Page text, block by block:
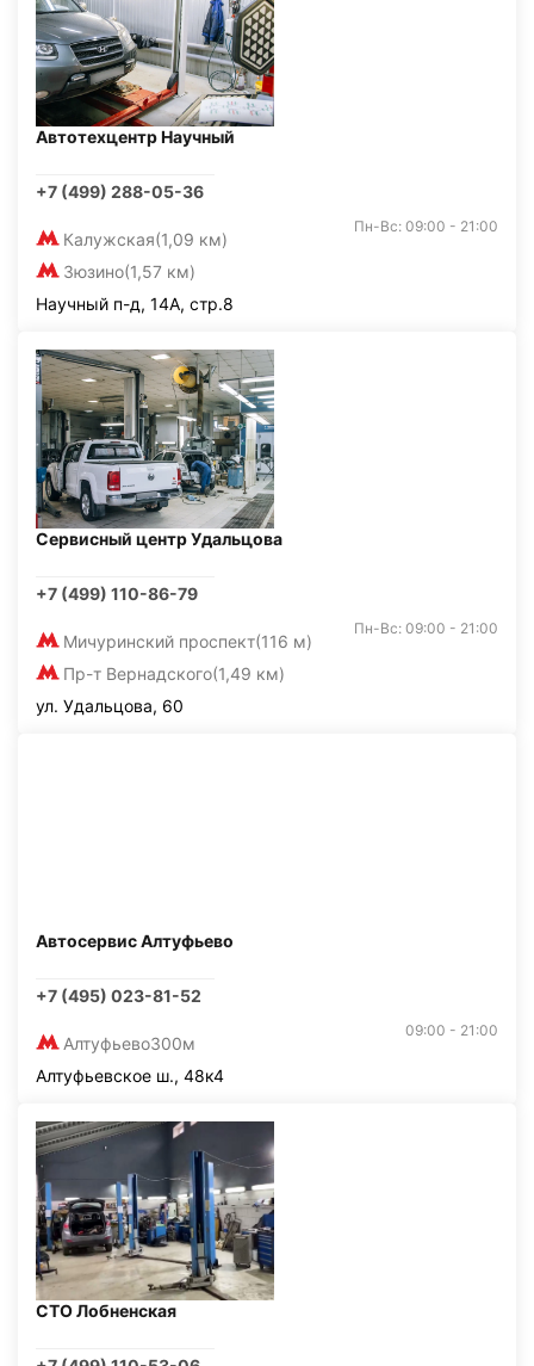
Автотехцентр Научный
+7 (499) 288-05-36
Калужская(1,09 км)
Зюзино(1,57 км)
Пн-Вс: 09:00 - 21:00
Научный п-д, 14А, стр.8
Сервисный центр Удальцова
+7 (499) 110-86-79
Мичуринский проспект(116 м)
Пр-т Вернадского(1,49 км)
Пн-Вс: 09:00 - 21:00
ул. Удальцова, 60
Автосервис Алтуфьево
+7 (495) 023-81-52
Алтуфьево300м
09:00 - 21:00
Алтуфьевское ш., 48к4
СТО Лобненская